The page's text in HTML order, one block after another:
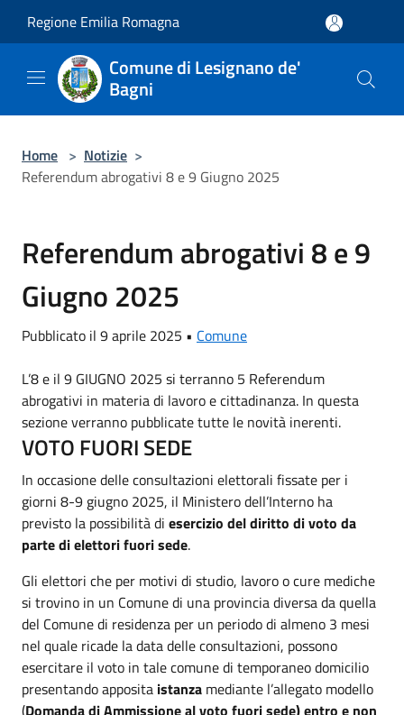
Regione Emilia Romagna
Comune di Lesignano de'
Bagni
Home > Notizie >
Referendum abrogativi 8 e 9 Giugno 2025
Referendum abrogativi 8 e 9
Giugno 2025
Pubblicato il 9 aprile 2025 • Comune
L’8 e il 9 GIUGNO 2025 si terranno 5 Referendum
abrogativi in materia di lavoro e cittadinanza. In questa
sezione verranno pubblicate tutte le novità inerenti.
VOTO FUORI SEDE
In occasione delle consultazioni elettorali fissate per i
giorni 8-9 giugno 2025, il Ministero dell’Interno ha
previsto la possibilità di esercizio del diritto di voto da
parte di elettori fuori sede.
Gli elettori che per motivi di studio, lavoro o cure mediche
si trovino in un Comune di una provincia diversa da quella
del Comune di residenza per un periodo di almeno 3 mesi
nel quale ricade la data delle consultazioni, possono
esercitare il voto in tale comune di temporaneo domicilio
presentando apposita istanza mediante l’allegato modello
(Domanda di Ammissione al voto fuori sede) entro e non